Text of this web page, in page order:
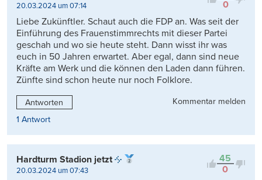
0
20.03.2024 um 07:14
Liebe Zukünftler. Schaut auch die FDP an. Was seit der
Einführung des Frauenstimmrechts mit dieser Partei
geschah und wo sie heute steht. Dann wisst ihr was
euch in 50 Jahren erwartet. Aber egal, dann sind neue
Kräfte am Werk und die können den Laden dann führen.
Zünfte sind schon heute nur noch Folklore.
Antworten
Kommentar melden
1 Antwort
45
0
Hardturm Stadion jetzt
20.03.2024 um 07:43